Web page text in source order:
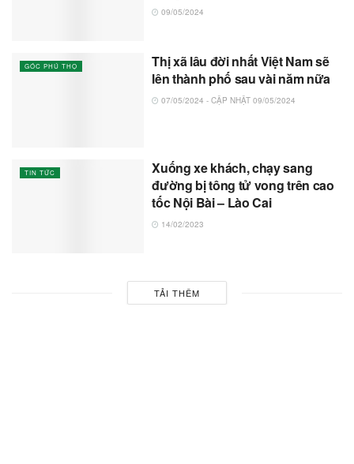
09/05/2024
GÓC PHÚ THỌ
Thị xã lâu đời nhất Việt Nam sẽ
lên thành phố sau vài năm nữa
07/05/2024 - CẬP NHẬT 09/05/2024
TIN TỨC
Xuống xe khách, chạy sang
đường bị tông tử vong trên cao
tốc Nội Bài – Lào Cai
14/02/2023
TẢI THÊM